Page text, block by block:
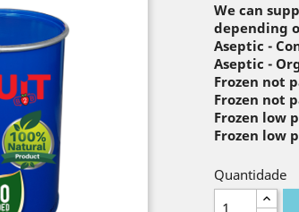
We can
depending
Aseptic -
Aseptic -
Frozen not
Frozen not
Frozen low
Frozen low
Quantidade